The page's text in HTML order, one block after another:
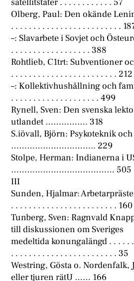
satellitstater . . . . . . . . . . . . 57
Olberg, Paul: Den okände
. . . . . . . . . . . . . . . . . . . . . . . . .
–: Slavarbete i Sovjet och
. . . . . . . . . . . . . . . . . . 388
Rohtlieb, C1trt: Subventioner
. . . . . . . . . . . . . . . . . . . . . . . . 212
–: Kollektivhushållning och
. . . . . . . . . . . . . . . . . . . . 499
Rynell, Sven: Den svenska
utlandet ……………. 318
S.iövall, Björn: Psykoteknik
………………………….. 229
Stolpe, Herman: Indianerna i
………………………………… 505
III
Sunden, Hjalmar:
. . . . . . . . . . . . . . . . . . . . . . . . 160
Tunberg, Sven: Ragnvald
till diskussionen om Sveriges
medeltida konungalängd . . . . .
. . . . . . . . . . . . . . . . . . . . . . . . 35
Westring, Gösta o. Nordenfalk,
eller tjuren rätU …… 166